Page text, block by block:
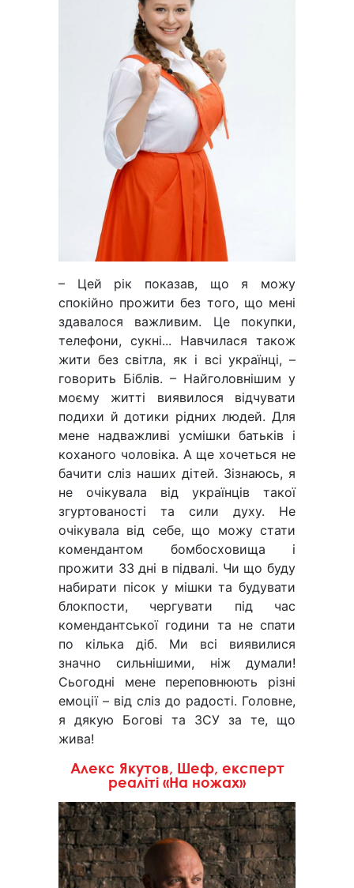
– Цей рік показав, що я можу
спокійно прожити без того, що мені
здавалося важливим. Це покупки,
телефони, сукні... Навчилася також
жити без світла, як і всі українці, –
говорить Біблів. – Найголовнішим у
моєму житті виявилося відчувати
подихи й дотики рідних людей. Для
мене надважливі усмішки батьків і
коханого чоловіка. А ще хочеться не
бачити сліз наших дітей. Зізнаюсь, я
не очікувала від українців такої
згуртованості та сили духу. Не
очікувала від себе, що можу стати
комендантом бомбосховища і
прожити 33 дні в підвалі. Чи що буду
набирати пісок у мішки та будувати
блокпости, чергувати під час
комендантської години та не спати
по кілька діб. Ми всі виявилися
значно сильнішими, ніж думали!
Сьогодні мене переповнюють різні
емоції – від сліз до радості. Головне,
я дякую Богові та ЗСУ за те, що
жива!
Алекс Якутов, Шеф, експерт
реаліті «На ножах»